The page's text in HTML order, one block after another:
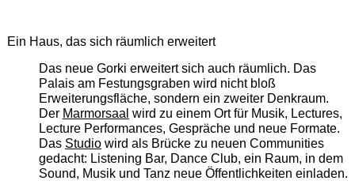
Ein Haus, das sich räumlich erweitert
Das neue Gorki erweitert sich auch räumlich. Das
Palais am Festungsgraben wird nicht bloß
Erweiterungsfläche, sondern ein zweiter Denkraum.
Der Marmorsaal wird zu einem Ort für Musik, Lectures,
Lecture Performances, Gespräche und neue Formate.
Das Studiowird als Brücke zu neuen Communities
gedacht: Listening Bar, Dance Club, ein Raum, in dem
Sound, Musik und Tanz neue Öffentlichkeiten einladen.